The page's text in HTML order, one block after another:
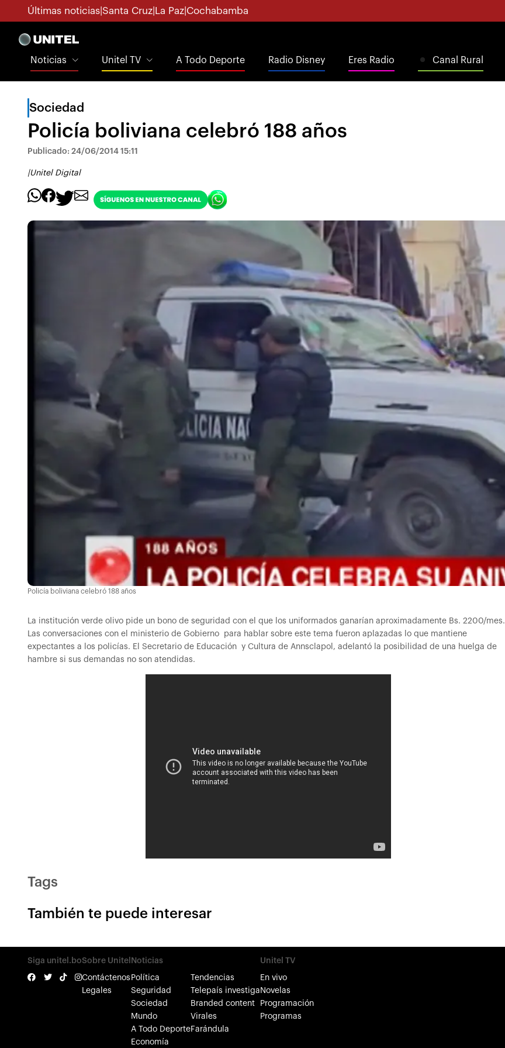
Últimas noticias Santa Cruz La Paz Cochabamba
Noticias Unitel TV A Todo Deporte Radio Disney Eres Radio Canal Rural
Sociedad
Policía boliviana celebró 188 años
Publicado: 24/06/2014 15:11
|Unitel Digital
Policía boliviana celebró 188 años
La institución verde olivo pide un bono de seguridad con el que los uniformados ganarían aproximadamente Bs. 2200/mes.
Las conversaciones con el ministerio de Gobierno para hablar sobre este tema fueron aplazadas lo que mantiene
expectantes a los policías. El Secretario de Educación y Cultura de Annsclapol, adelantó la posibilidad de una huelga de
hambre si sus demandas no son atendidas.
Tags
También te puede interesar
Siga unitel.boSobre Unitel
Contáctenos
Legales
Noticias
Política
Seguridad
Sociedad
Mundo
A Todo Deporte
Economía
Tendencias
Telepaís investiga
Branded content
Virales
Farándula
Unitel TV
En vivo
Novelas
Programación
Programas